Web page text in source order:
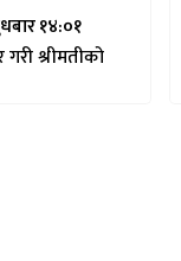
१४:०१
गरी श्रीमतीको